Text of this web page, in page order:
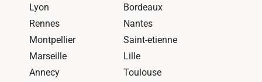
Lyon
Bordeaux
Rennes
Nantes
Montpellier
Saint-etienne
Marseille
Lille
Annecy
Toulouse